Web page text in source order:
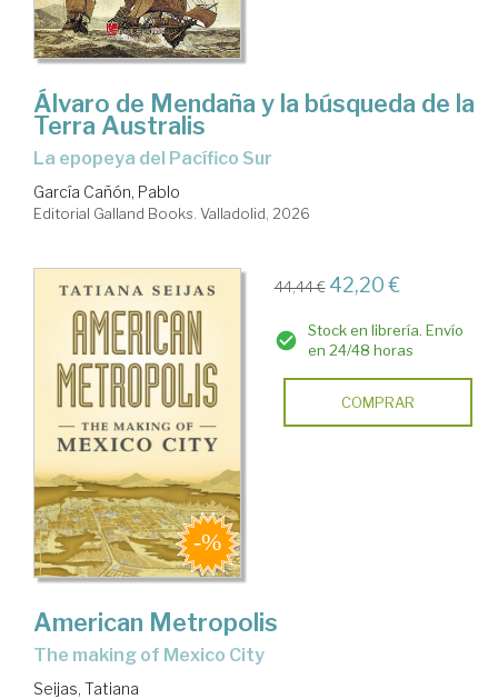
Álvaro de Mendaña y la búsqueda de la
Terra Australis
La epopeya del Pacífico Sur
García Cañón, Pablo
Editorial Galland Books. Valladolid, 2026
44,44 € 42,20 €
Stock en librería. Envío
en 24/48 horas
COMPRAR
American Metropolis
the making of Mexico City
Seijas, Tatiana